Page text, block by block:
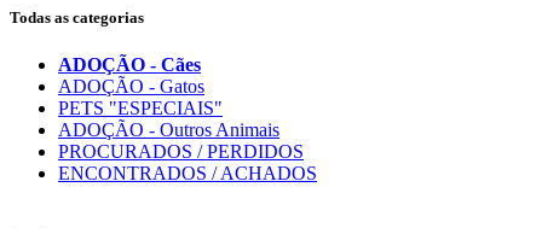
Todas as categorias
ADOÇÃO - Cães
ADOÇÃO - Gatos
PETS "ESPECIAIS"
ADOÇÃO - Outros Animais
PROCURADOS / PERDIDOS
ENCONTRADOS / ACHADOS